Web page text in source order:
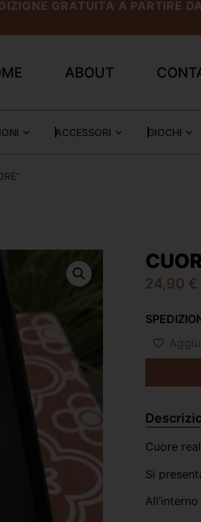
GRATUITA A PARTIRE
ABOUT
ACCESSORI GIOCHI
24,90 €
Cuore
Si